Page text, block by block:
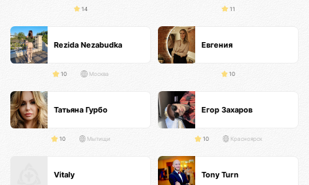
14 11
Rezida Nezabudka
10 Москва
Евгения
10
Татьяна Гурбо
10 Мытищи
Егор Захаров
10 Красноярск
Vitaly Tony Turn